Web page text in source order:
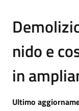
nido e
in
Ultimo